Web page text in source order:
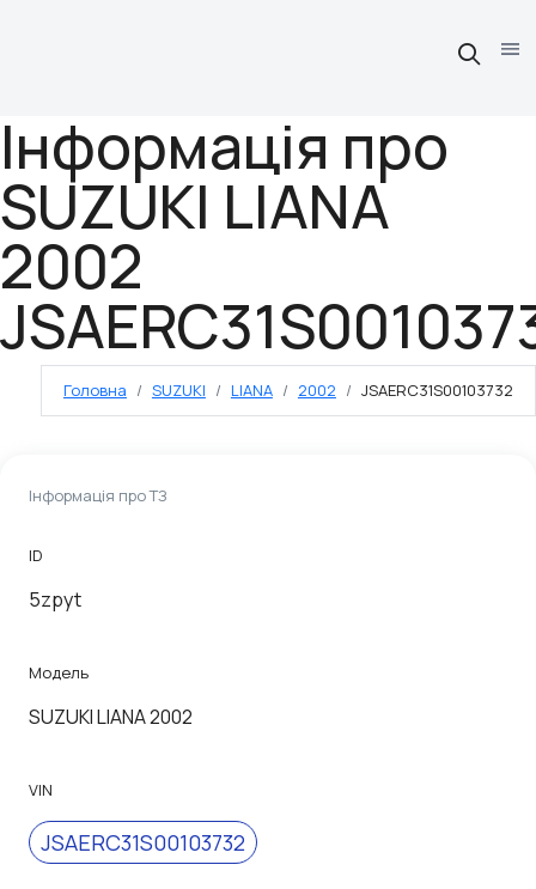
Інформація про
SUZUKI LIANA
2002
Головна SUZUKI LIANA 2002 JSAERC31S00103732
Інформація про ТЗ
ID
5zpyt
Модель
SUZUKI LIANA 2002
VIN
JSAERC31S00103732